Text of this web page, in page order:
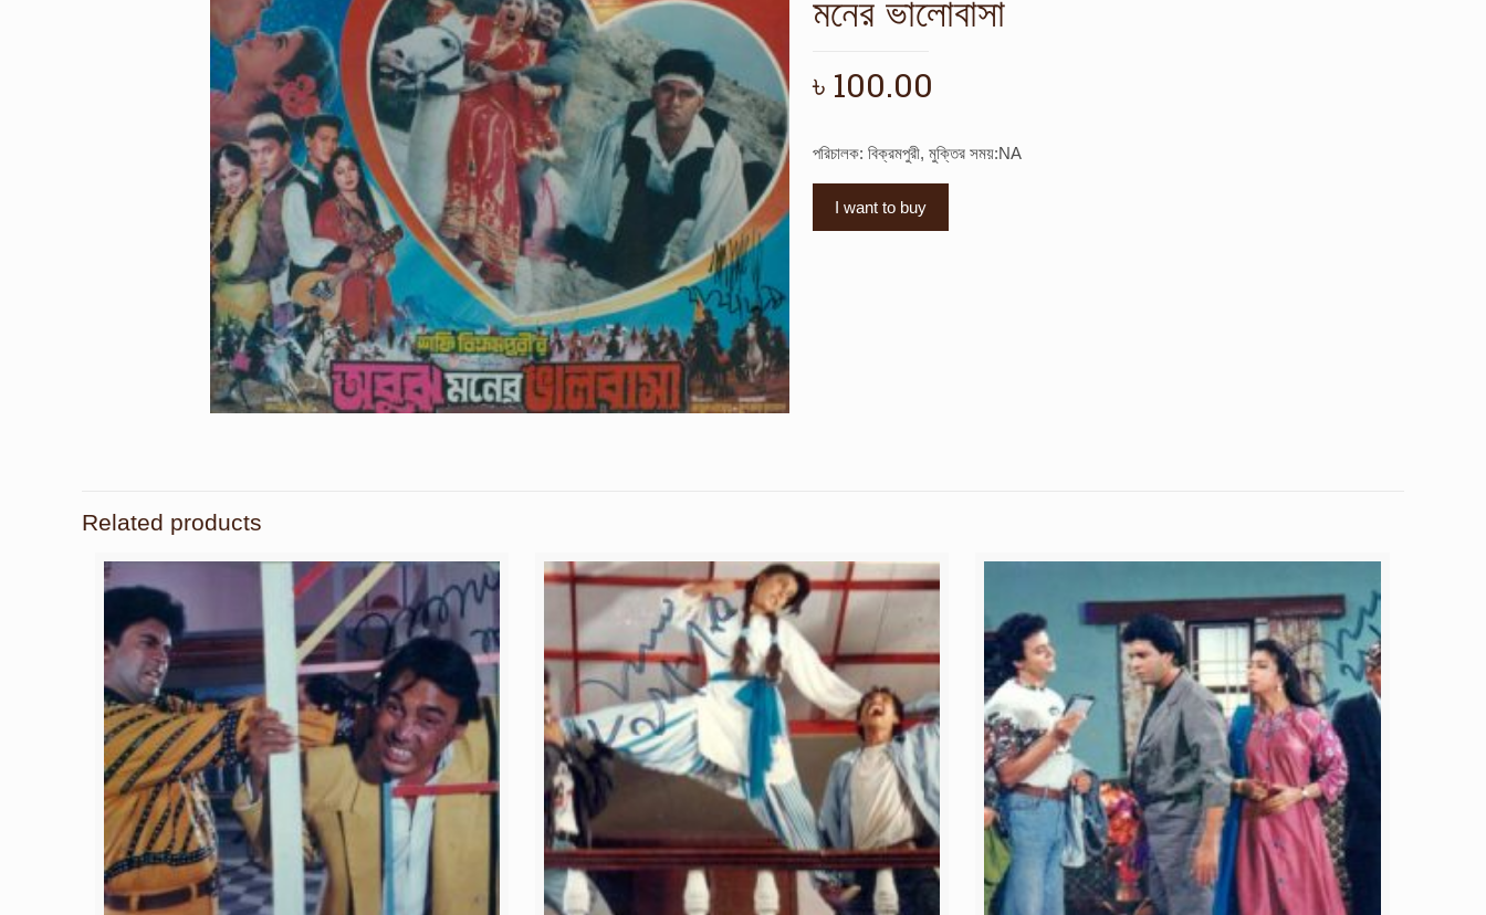
মনের ভালোবাসা
৳ 100.00
পরিচালক: বিক্রমপুরী, মুক্তির সময়:NA
I want to buy
Related products